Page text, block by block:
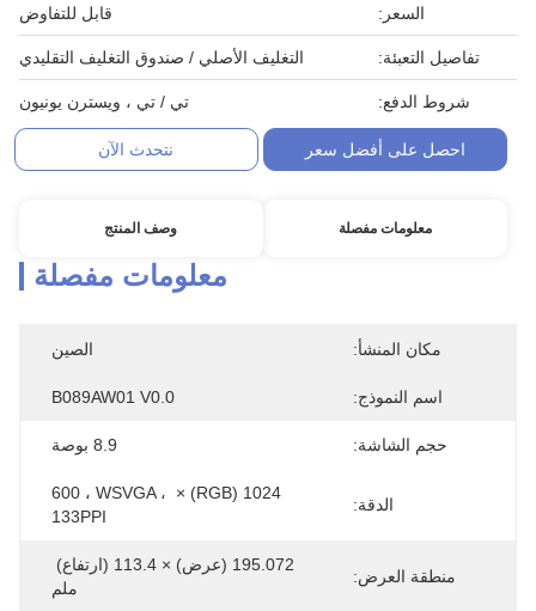
السعر: قابل للتفاوض
تفاصيل التعبئة: التغليف الأصلي / صندوق التغليف التقليدي
شروط الدفع: تي / تي ، ويسترن يونيون
احصل على أفضل سعر نتحدث الآن
معلومات مفصلة وصف المنتج
معلومات مفصلة
مكان المنشأ: الصين
اسم النموذج: B089AW01 V0.0
حجم الشاشة: 8.9 بوصة
الدقة:
1024 (RGB) × 600 ، WSVGA ،
133PPI
منطقة العرض:
ملم